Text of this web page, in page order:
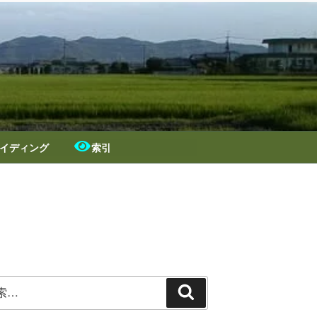
ディング 索引
索